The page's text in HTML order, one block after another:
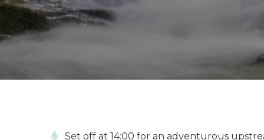
Set off at 14:00 for an adventurous
opslaan